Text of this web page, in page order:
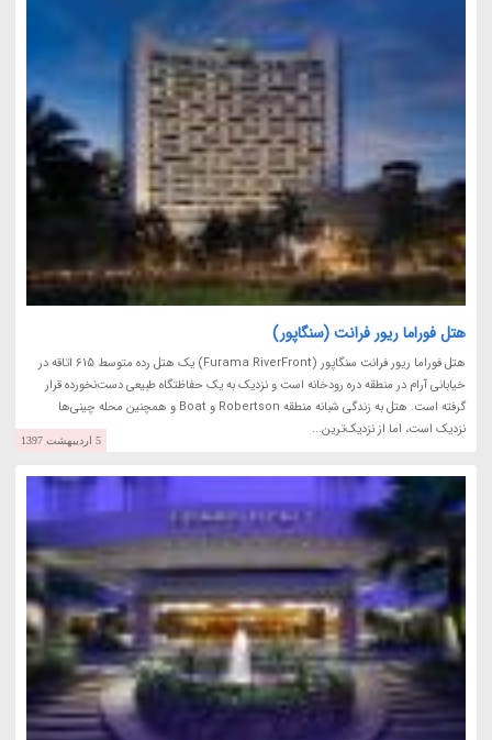
هتل فوراما ریور فرانت (سنگاپور)
هتل فوراما ریور فرانت سنگاپور (Furama RiverFront) یک هتل رده متوسط 615 اتاقه در
خیابانی آرام در منطقه دره رودخانه است و نزدیک به یک حفاظتگاه طبیعی دست‌نخورده قرار
گرفته است. هتل به زندگی شبانه منطقه Robertson و Boat و همچنین محله چینی‌ها
نزدیک است، اما از نزدیک‌ترین...
5 اردیبهشت 1397